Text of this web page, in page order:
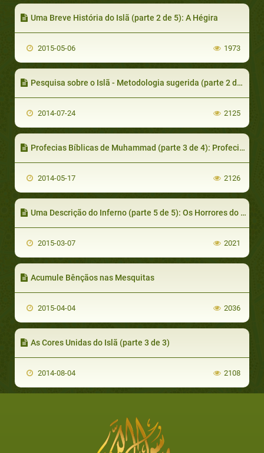
Uma Breve História do Islã (parte 2 de 5): A Hégira
2015-05-06 1973
Pesquisa sobre o Islã - Metodologia sugerida (parte 2 de 4) Etapas lógicas levam a conclusões lógicas
2014-07-24 2125
Profecias Bíblicas de Muhammad (parte 3 de 4): Profecias de Muhammad do Novo Testamento
2014-05-17 2126
Uma Descrição do Inferno (parte 5 de 5): Os Horrores do Inferno II
2015-03-07 2021
Acumule Bênçãos nas Mesquitas
2015-04-04 2036
As Cores Unidas do Islã (parte 3 de 3)
2014-08-04 2108